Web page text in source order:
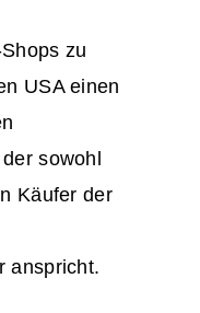
zu
USA einen
sowohl
Käufer der
anspricht.